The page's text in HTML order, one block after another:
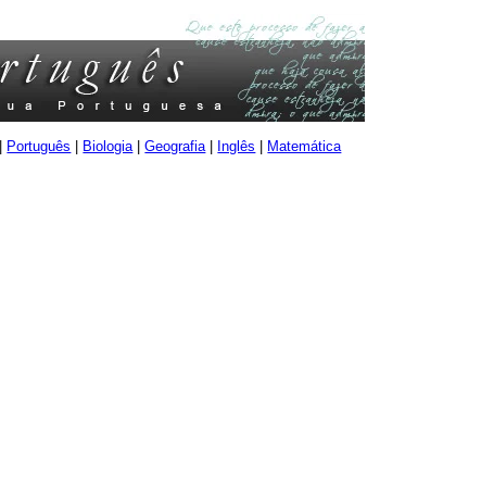
Português Biologia|Geografia| Inglês Matemática